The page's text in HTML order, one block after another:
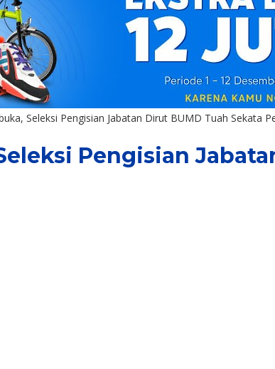
Seleksi Pengisian Jabatan Dirut BUMD Tuah Sekata
Pengisian